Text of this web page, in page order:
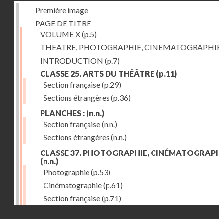
Première image
PAGE DE TITRE
VOLUME X(p.5)
THÉATRE, PHOTOGRAPHIE,
INTRODUCTION (p.7)
CLASSE 25. ARTS DU THÉÂTRE (p.11)
Section française(p.29)
Sections étrangères (p.36)
PLANCHES : (n.n.)
Section française(n.n.)
Sections étrangères (n.n.)
CLASSE 37. PHOTOGRAPHIE,
(n.n.)
Photographie(p.53)
Cinématographie(p.61)
Section française(p.71)